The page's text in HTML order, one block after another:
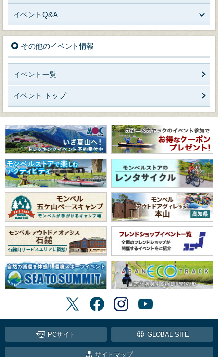
イベントQ&A
その他のイベント情報
イベント一覧
イベント トップ
PCサイト GLOBAL SITE
サイトマップ